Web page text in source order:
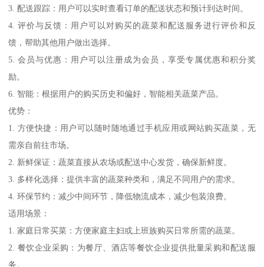
3. 配送跟踪：用户可以实时查看订单的配送状态和预计到达时间。
4. 评价与反馈：用户可以对购买的蔬菜和配送服务进行评价和反
馈，帮助其他用户做出选择。
5. 会员与优惠：用户可以注册成为会员，享受专属优惠和积分奖
励。
6. 智能：根据用户的购买历史和偏好，智能相关蔬菜产品。
优势：
1. 方便快捷：用户可以随时随地通过手机应用或网站购买蔬菜，无
需亲自前往市场。
2. 新鲜保证：蔬菜直接从农场或配送中心发货，确保新鲜度。
3. 多样化选择：提供丰富的蔬菜种类和，满足不同用户的需求。
4. 环保节约：减少中间环节，降低物流成本，减少包装浪费。
适用场景：
1. 家庭日常买菜：方便家庭主妇或上班族购买日常所需的蔬菜。
2. 餐饮企业采购：为餐厅、酒店等餐饮企业提供批量采购和配送服
务。